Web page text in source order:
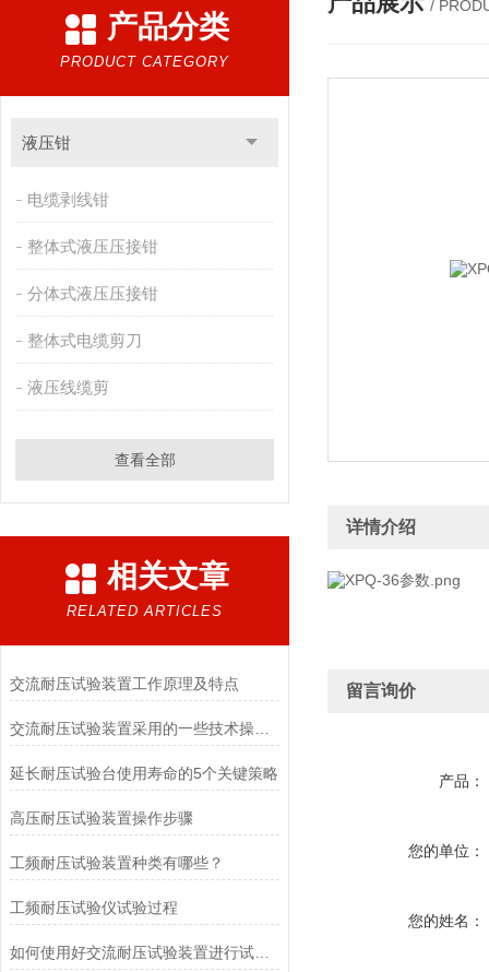
产品分类
PRODUCT CATEGORY
液压钳
电缆剥线钳
整体式液压压接钳
分体式液压压接钳
整体式电缆剪刀
液压线缆剪
查看全部
相关文章
RELATED ARTICLES
交流耐压试验装置工作原理及特点
交流耐压试验装置采用的一些技术操作分享
延长耐压试验台使用寿命的5个关键策略
高压耐压试验装置操作步骤
工频耐压试验装置种类有哪些？
工频耐压试验仪试验过程
如何使用好交流耐压试验装置进行试验呢？
/
详情介绍
留言询价
产品：
您的单位：
您的姓名：